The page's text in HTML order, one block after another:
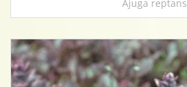
Ajuga reptans